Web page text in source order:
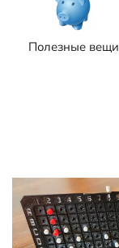
Полезные вещи